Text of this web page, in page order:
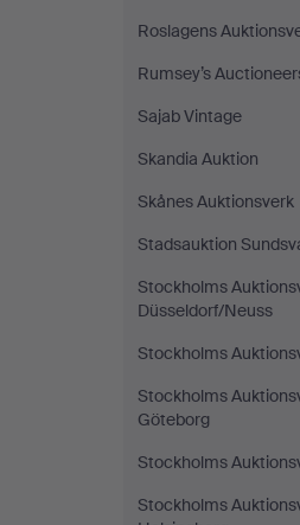
Roslagens
Rumsey’s
Sajab Vintage
Skandia Auktion
Skånes Auktionsverk
Stadsauktion
Stockholms
Düsseldorf/Neuss
Stockholms
Stockholms
Göteborg
Stockholms
Stockholms